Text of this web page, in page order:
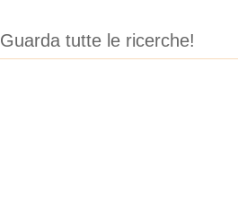
Guarda tutte le ricerche!